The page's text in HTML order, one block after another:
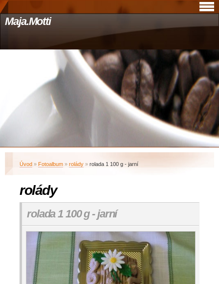
Maja.Motti
Úvod » Fotoalbum » rolády » rolada 1 100 g - jarní
rolády
rolada 1 100 g - jarní